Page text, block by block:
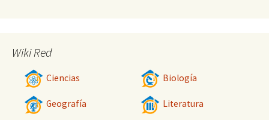
Wiki Red
Ciencias Biología
Geografía Literatura